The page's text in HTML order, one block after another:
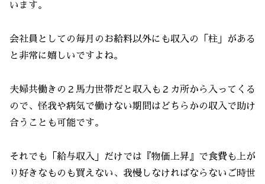
います。
会社員としての毎月のお給料以外にも収入の「柱」がある
と非常に嬉しいですよね。
夫婦共働きの２馬力世帯だと収入も２カ所から入ってくる
ので、怪我や病気で働けない期間はどちらかの収入で助け
合うことも可能です。
それでも「給与収入」だけでは『物価上昇』で食費も上が
り好きなものも買えない、我慢しなければならないご時世